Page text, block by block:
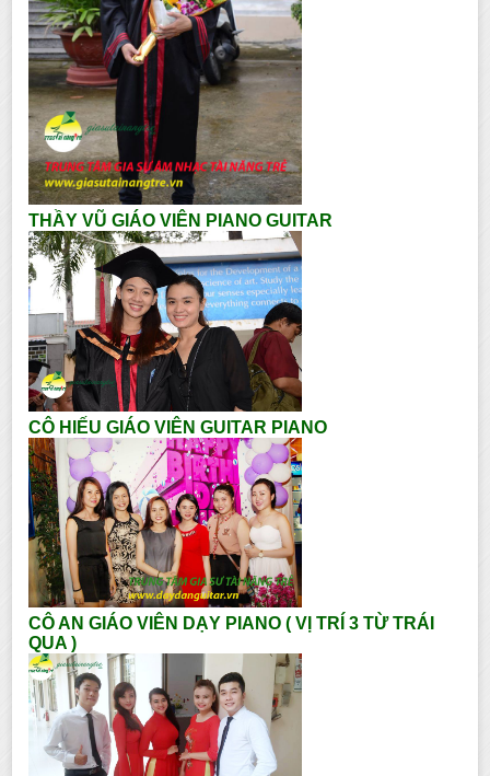
THẦY VŨ GIÁO VIÊN PIANO GUITAR
CÔ HIẾU GIÁO VIÊN GUITAR PIANO
CÔ AN GIÁO VIÊN DẠY PIANO ( VỊ TRÍ 3 TỪ TRÁI
QUA )